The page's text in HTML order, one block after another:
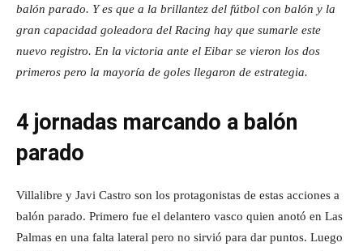
balón parado. Y es que a la brillantez del fútbol con balón y la
gran capacidad goleadora del Racing hay que sumarle este
nuevo registro. En la victoria ante el Eibar se vieron los dos
primeros pero la mayoría de goles llegaron de estrategia.
4 jornadas marcando a balón
parado
Villalibre y Javi Castro son los protagonistas de estas acciones a
balón parado. Primero fue el delantero vasco quien anotó en Las
Palmas en una falta lateral pero no sirvió para dar puntos. Luego